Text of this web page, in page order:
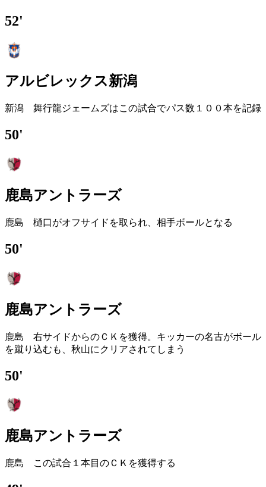
52'
アルビレックス新潟
新潟 舞行龍ジェームズはこの試合でパス数１００本を記録
50'
鹿島アントラーズ
鹿島 樋口がオフサイドを取られ、相手ボールとなる
50'
鹿島アントラーズ
鹿島 右サイドからのＣＫを獲得。キッカーの名古がボール
を蹴り込むも、秋山にクリアされてしまう
50'
鹿島アントラーズ
鹿島 この試合１本目のＣＫを獲得する